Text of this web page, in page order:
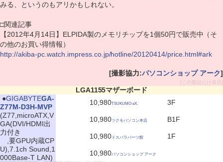
みる、というのもアリかもしれない。
□関連記事
【2012年4月14日】ELPIDA製のメモリチップを1個50円で販売中（そ
の他のお買い得情報）
http://akiba-pc.watch.impress.co.jp/hotline/20120414/price.html#ark
[撮影協力:パソコンショップ アーク]
[この製品だけ表示]
LGA1155マザーボード
●GIGABYTEGA-
Z77M-D3H-MVP
(Z77,microATX,V
GA(DVI/HDMI出
力付き
,要GPU内蔵CP
U),7.1ch Sound,1
000Base-T LAN)
10,980TSUKUMO eX. 3F
10,980ツクモパソコン本店 B1F
10,980 ドスパラパーツ館 1F
10,980パソコンショップ アーク